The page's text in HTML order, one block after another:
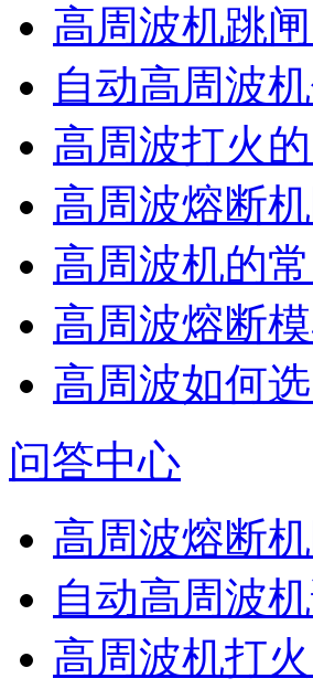
高周波机跳
自动高周波
高周波打火
高周波熔断
高周波机的
高周波熔断
高周波如何
问答中心
高周波熔断
自动高周波
高周波机打